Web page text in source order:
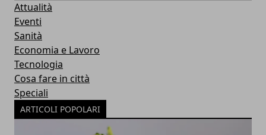
Attualità
Eventi
Sanità
Economia e Lavoro
Tecnologia
Cosa fare in città
Speciali
ARTICOLI POPOLARI